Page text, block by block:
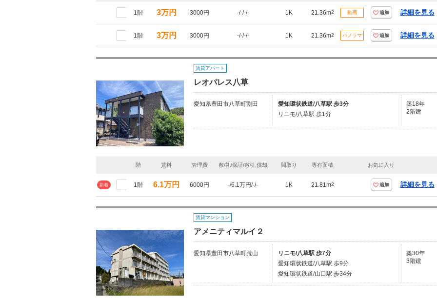
1階 3万円 3000円 -/-/-/- 1K 21.36m2 動画 追加 詳細を見る
1階 3万円 3000円 -/-/-/- 1K 21.36m2 パノラマ 追加 詳細を見る
賃貸アパート
レオパレス八草
愛知県豊田市八草町割田
愛知環状鉄道/八草駅 歩3分
リニモ/八草駅 歩1分
築18年
2階建
階 賃料 管理費 敷/礼/保証/敷引,償却 間取り 専有面積 お気に入り
新着 1階 6.1万円 6000円 -/6.1万円/-/- 1K 21.81m2 追加 詳細を見る
賃貸マンション
アメニティマルイ２
愛知県豊田市八草町荒山
リニモ/八草駅 歩7分
愛知環状鉄道/八草駅 歩9分
愛知環状鉄道/山口駅 歩34分
築30年
3階建